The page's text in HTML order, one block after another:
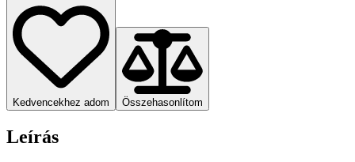
Kedvencekhez adom Összehasonlítom
Leírás